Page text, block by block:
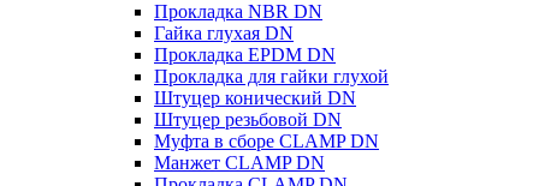
Прокладка NBR DN
Гайка глухая DN
Прокладка EPDM DN
Прокладка для гайки глухой
Штуцер конический DN
Штуцер резьбовой DN
Муфта в сборе CLAMP DN
Манжет CLAMP DN